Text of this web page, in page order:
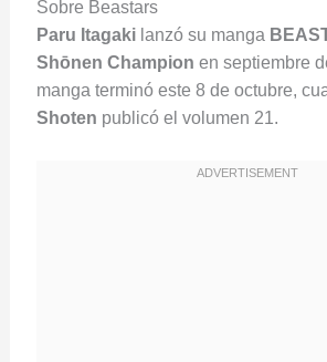
Sobre Beastars
Paru Itagakilanzó su manga
Shōnen Champion en septiembre
manga terminó este 8 de octubre,
Shoten publicó el volumen 21.